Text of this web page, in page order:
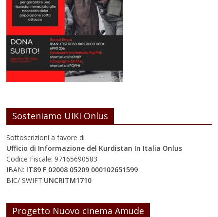
Sosteniamo UIKI Onlus
Sottoscrizioni a favore di
Ufficio di Informazione del Kurdistan In Italia Onlus
Codice Fiscale: 97165690583
IBAN: IT89 F 02008 05209 000102651599
BIC/ SWIFT:UNCRITM1710
Progetto Nuovo cinema Amude